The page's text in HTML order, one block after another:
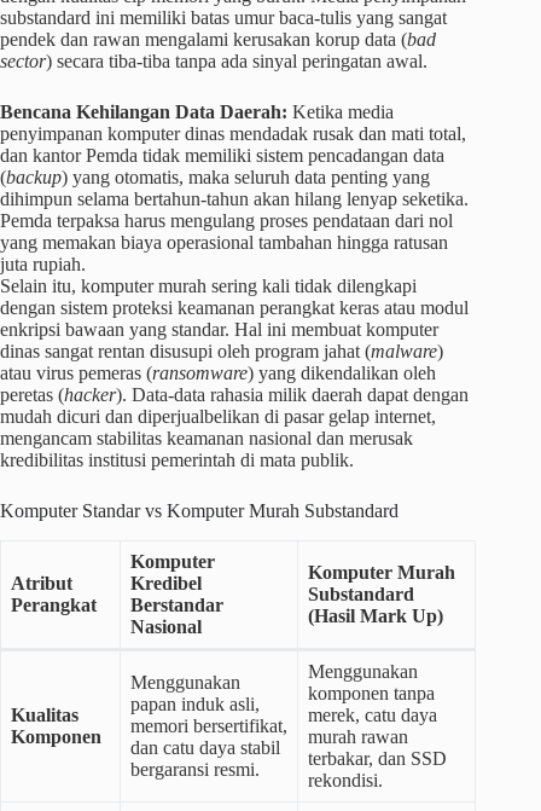
substandard ini memiliki batas umur baca-tulis yang sangat
pendek dan rawan mengalami kerusakan korup data (bad
sector) secara tiba-tiba tanpa ada sinyal peringatan awal.
Bencana Kehilangan Data Daerah: Ketika media
penyimpanan komputer dinas mendadak rusak dan mati total,
dan kantor Pemda tidak memiliki sistem pencadangan data
(backup) yang otomatis, maka seluruh data penting yang
dihimpun selama bertahun-tahun akan hilang lenyap seketika.
Pemda terpaksa harus mengulang proses pendataan dari nol
yang memakan biaya operasional tambahan hingga ratusan
juta rupiah.
Selain itu, komputer murah sering kali tidak dilengkapi
dengan sistem proteksi keamanan perangkat keras atau modul
enkripsi bawaan yang standar. Hal ini membuat komputer
dinas sangat rentan disusupi oleh program jahat (malware)
atau virus pemeras (ransomware) yang dikendalikan oleh
peretas (hacker). Data-data rahasia milik daerah dapat dengan
mudah dicuri dan diperjualbelikan di pasar gelap internet,
mengancam stabilitas keamanan nasional dan merusak
kredibilitas institusi pemerintah di mata publik.
Komputer Standar vs Komputer Murah Substandard
Atribut
Perangkat
Komputer
Kredibel
Berstandar
Nasional
Komputer Murah
Substandard
(Hasil Mark Up)
Kualitas
Komponen
Menggunakan
papan induk asli,
memori bersertifikat,
dan catu daya stabil
bergaransi resmi.
Menggunakan
komponen tanpa
merek, catu daya
murah rawan
terbakar, dan SSD
rekondisi.